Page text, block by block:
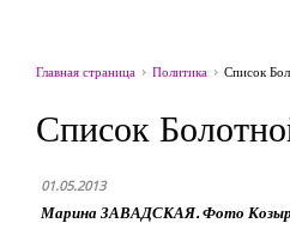
Главная страница Политика Список
Список
01.05.2013
Марина ЗАВАДСКАЯ. Фото